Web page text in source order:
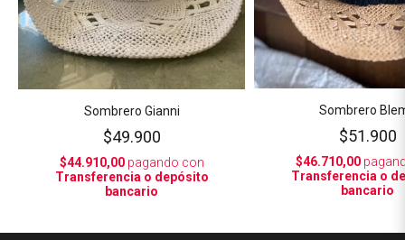
Sombrero Gianni
$49.900
$44.910,00pagando con
Transferencia o depósito
bancario
Sombrero
$51.900
$46.710,00
Transferencia o
bancario